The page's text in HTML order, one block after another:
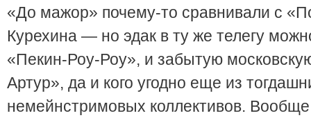
«До мажор» почему-то сравнивали с
Курехина — но эдак в ту же телегу
«Пекин-Роу-Роу», и забытую
Артур», да и кого угодно еще из
немейнстримовых коллективов. Вообще